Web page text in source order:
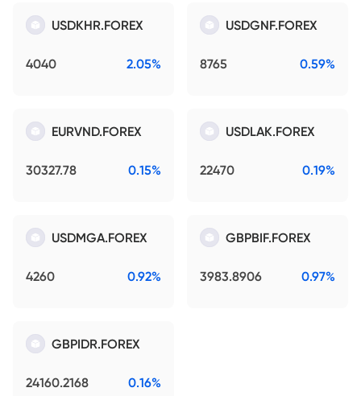
USDKHR.FOREX
4040 2.05%
USDGNF.FOREX
8765 0.59%
EURVND.FOREX
30327.78 0.15%
USDLAK.FOREX
22470 0.19%
USDMGA.FOREX
4260 0.92%
GBPBIF.FOREX
3983.8906 0.97%
GBPIDR.FOREX
24160.2168 0.16%